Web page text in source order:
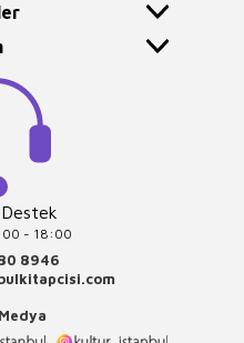
- 18:00
8946